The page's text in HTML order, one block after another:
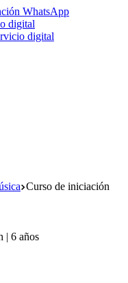
WhatsApp
digital
digital
Curso de iniciación